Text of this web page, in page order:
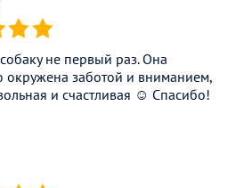
(*) (*)
не первый раз. Она
окружена заботой и вниманием,
и счастливая ☺️ Спасибо!